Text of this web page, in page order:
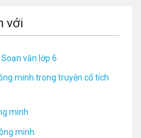
với
văn lớp 6
minh trong truyện cổ tích
minh
minh